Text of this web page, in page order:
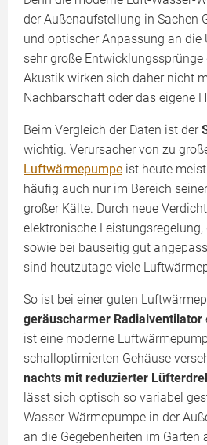
der Außenaufstellung in Sachen
und optischer Anpassung an
sehr große
Akustik wirken sich daher nicht
Nachbarschaft oder das eigene
Beim Vergleich der Daten ist der
wichtig. Verursacher von zu
Luftwärmepumpe ist heute
häufig auch nur im Bereich
großer Kälte. Durch neue
elektronische
sowie bei bauseitig gut
sind heutzutage viele
So ist bei einer guten
geräuscharmer Radialventilator
ist eine moderne
schalloptimierten Gehäuse
nachts mit reduzierter
lässt sich optisch so variabel
Wasser-Wärmepumpe in der
an die Gegeben­heiten im Garten